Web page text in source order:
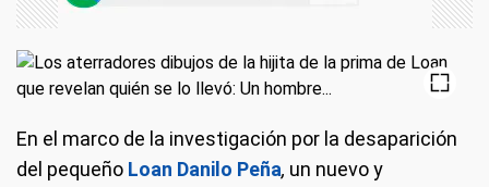
En el marco de la investigación por la desaparición
del pequeño Loan Danilo Peña, un nuevo y